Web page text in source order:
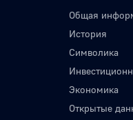
Общая
История
Символика
Экономика
Открытые